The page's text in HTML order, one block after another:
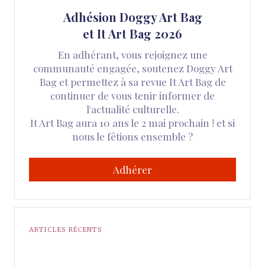
Adhésion Doggy Art Bag
et It Art Bag 2026
En adhérant, vous rejoignez une
communauté engagée, soutenez Doggy Art
Bag et permettez à sa revue It Art Bag de
continuer de vous tenir informer de
l'actualité culturelle.
It Art Bag aura 10 ans le 2 mai prochain ! et si
nous le fêtions ensemble ?
Adhérer
ARTICLES RÉCENTS